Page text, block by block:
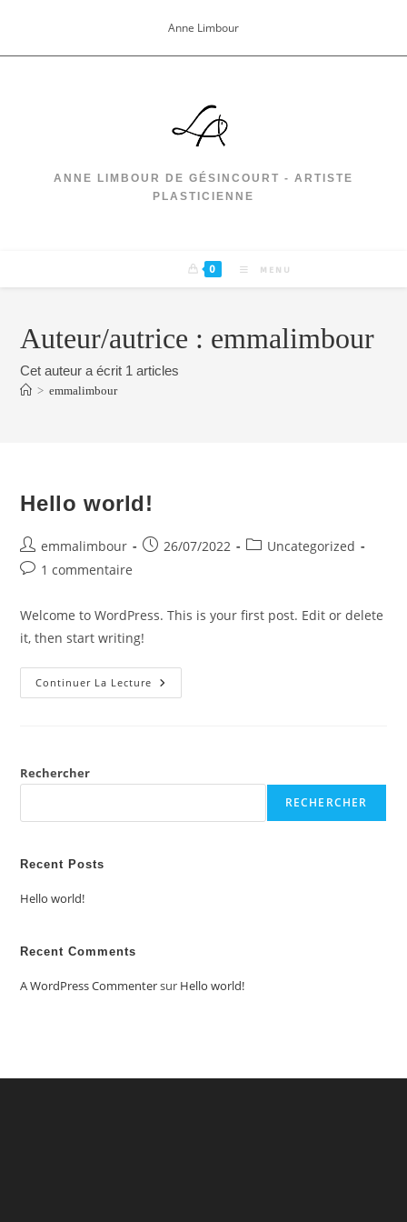
content
Anne Limbour
ANNE LIMBOUR DE GÉSINCOURT - ARTISTE
PLASTICIENNE
0 MENU
Auteur/autrice : emmalimbour
Cet auteur a écrit 1 articles
> emmalimbour
Hello world!
Auteur/autrice
de
emmalimbour
Publication
26/07/2022
PostUncategorized
Commentaires
la
publication :
1 commentaire
Welcome to WordPress. This is your first post. Edit or delete
it, then start writing!
Continuer La Lecture Hello
World!
Rechercher
RECHERCHER
Recent Posts
Hello world!
Recent Comments
A WordPress Commentersur Hello world!